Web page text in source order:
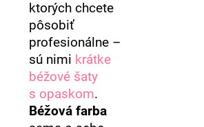
ktorých chcete
pôsobiť
profesionálne –
sú nimi krátke
béžové šaty
s opaskom.
Béžová farba